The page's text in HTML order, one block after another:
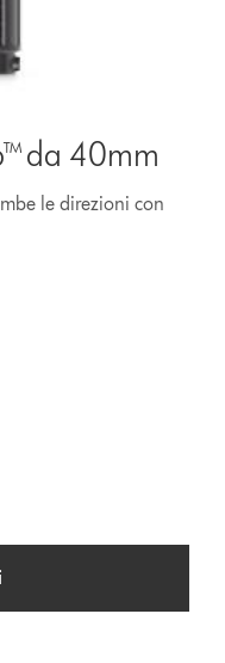
da 40mm
le direzioni con